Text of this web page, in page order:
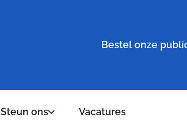
Bestel onze
Steun ons Vacatures